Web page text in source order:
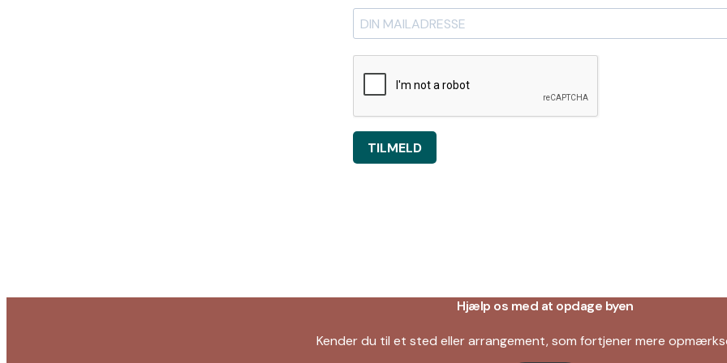
TILMELD
Hjælp os med at opdage byen
Kender du til et sted eller arrangement, som fortjener mere